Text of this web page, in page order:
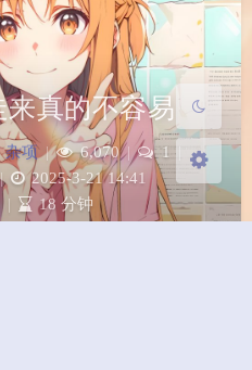
浅阴影 深阴影
日落 暗化 灰度
真的不容易
杂项 | 6,070 | 1
|
2025-3-21 14:41
| 18 分钟